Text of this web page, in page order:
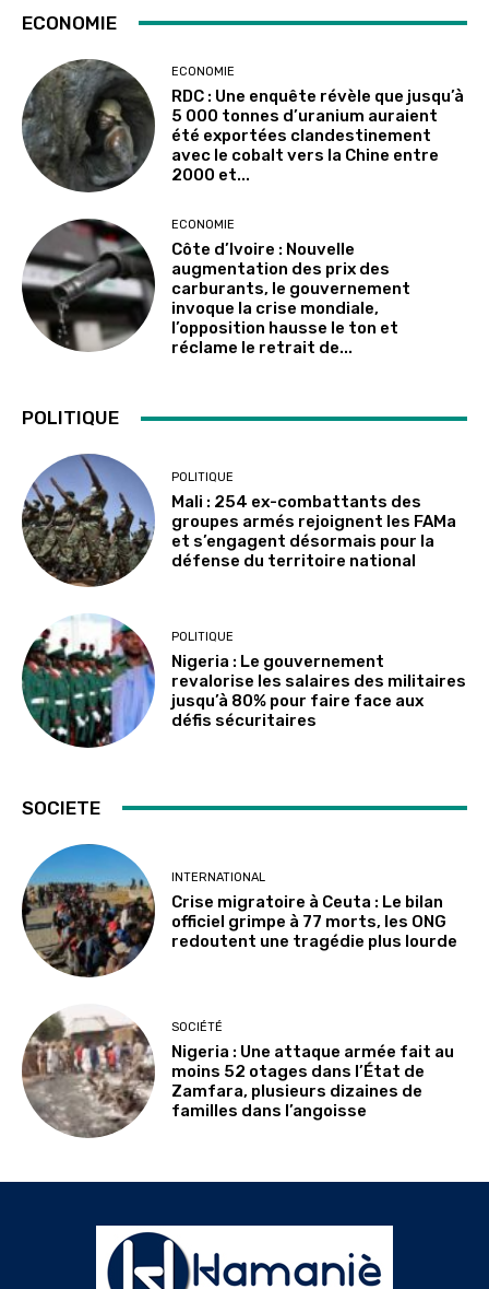
ECONOMIE
ECONOMIE
RDC : Une enquête révèle que jusqu’à
5 000 tonnes d’uranium auraient
été exportées clandestinement
avec le cobalt vers la Chine entre
2000 et...
ECONOMIE
Côte d’Ivoire : Nouvelle
augmentation des prix des
carburants, le gouvernement
invoque la crise mondiale,
l’opposition hausse le ton et
réclame le retrait de...
POLITIQUE
POLITIQUE
Mali : 254 ex-combattants des
groupes armés rejoignent les FAMa
et s’engagent désormais pour la
défense du territoire national
POLITIQUE
Nigeria : Le gouvernement
revalorise les salaires des militaires
jusqu’à 80% pour faire face aux
défis sécuritaires
SOCIETE
INTERNATIONAL
Crise migratoire à Ceuta : Le bilan
officiel grimpe à 77 morts, les ONG
redoutent une tragédie plus lourde
SOCIÉTÉ
Nigeria : Une attaque armée fait au
moins 52 otages dans l’État de
Zamfara, plusieurs dizaines de
familles dans l’angoisse